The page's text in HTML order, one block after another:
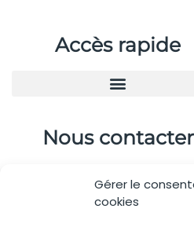
Gérer le
cookies
Accès rapide
Nous contacter
contactBT@bleu-